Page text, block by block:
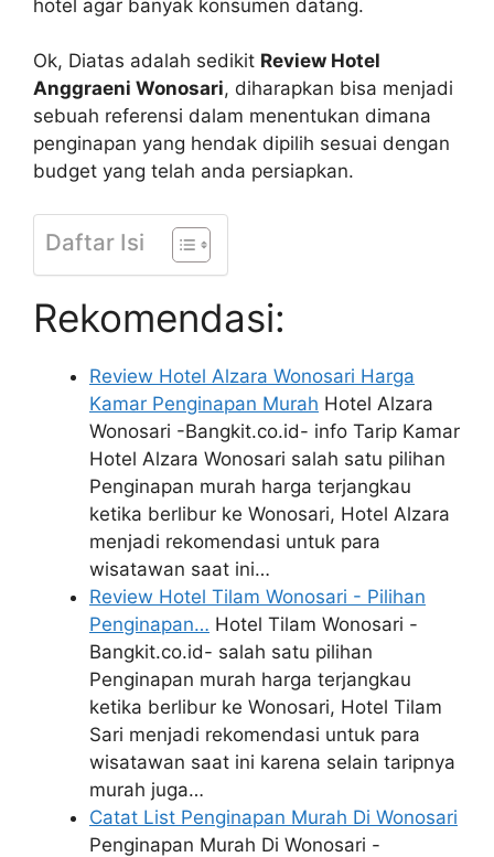
hotel agar banyak konsumen datang.
Ok, Diatas adalah sedikit Review Hotel
Anggraeni Wonosari, diharapkan bisa menjadi
sebuah referensi dalam menentukan dimana
penginapan yang hendak dipilih sesuai dengan
budget yang telah anda persiapkan.
Daftar Isi
Rekomendasi:
Review Hotel Alzara Wonosari Harga
Kamar Penginapan Murah Hotel Alzara
Wonosari -Bangkit.co.id- info Tarip Kamar
Hotel Alzara Wonosari salah satu pilihan
Penginapan murah harga terjangkau
ketika berlibur ke Wonosari, Hotel Alzara
menjadi rekomendasi untuk para
wisatawan saat ini…
Review Hotel Tilam Wonosari - Pilihan
Penginapan… Hotel Tilam Wonosari -
Bangkit.co.id- salah satu pilihan
Penginapan murah harga terjangkau
ketika berlibur ke Wonosari, Hotel Tilam
Sari menjadi rekomendasi untuk para
wisatawan saat ini karena selain taripnya
murah juga…
Catat List Penginapan Murah Di Wonosari
Penginapan Murah Di Wonosari -